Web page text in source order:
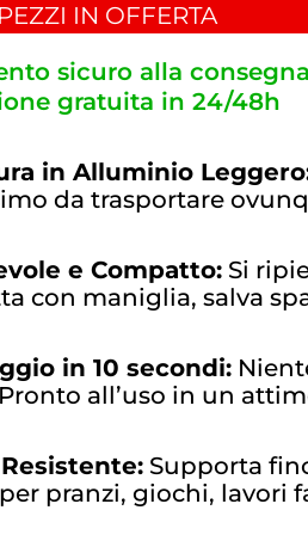
IN OFFERTA
sicuro alla consegna
gratuita in 24/48h
in Alluminio
da trasportare
e Compatto:Si
con maniglia, salva
in 10 secondi:
all’uso in un
Supporta
pranzi, giochi, lavori